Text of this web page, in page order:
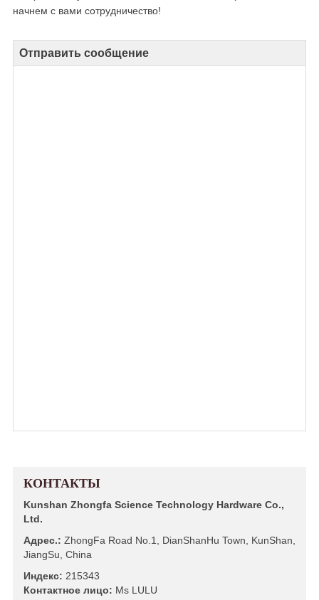
начнем с вами сотрудничество!
Отправить сообщение
КОНТАКТЫ
Kunshan Zhongfa Science Technology Hardware Co.,
Ltd.
Адрес.: ZhongFa Road No.1, DianShanHu Town, KunShan,
JiangSu, China
Индекс: 215343
Контактное лицо: Ms LULU